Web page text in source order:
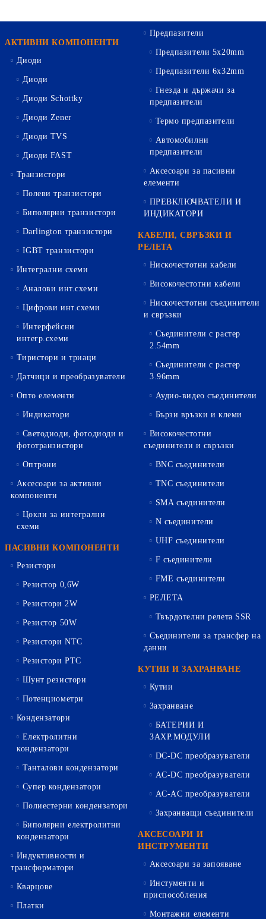
АКТИВНИ КОМПОНЕНТИ
Диоди
Диоди
Диоди Schottky
Диоди Zener
Диоди TVS
Диоди FAST
Транзистори
Полеви транзистори
Биполярни транзистори
Darlington транзистори
IGBT транзистори
Интегрални схеми
Аналови инт.схеми
Цифрови инт.схеми
Интерфейсни
интегр.схеми
Тиристори и триаци
Датчици и преобразуватели
Опто елементи
Индикатори
Светодиоди, фотодиоди и
фототранзистори
Оптрони
Аксесоари за активни
компоненти
Цокли за интегрални
схеми
ПАСИВНИ КОМПОНЕНТИ
Резистори
Резистор 0,6W
Резистори 2W
Резистор 50W
Резистори NTC
Резистори PTC
Шунт резистори
Потенциометри
Кондензатори
Електролитни
кондензатори
Танталови кондензатори
Супер кондензатори
Полиестерни кондензатори
Биполярни електролитни
кондензатори
Индуктивности и
трансформатори
Кварцове
Платки
Предпазители
Предпазители 5х20mm
Предпазители 6х32mm
Гнезда и държачи за
предпазители
Термо предпазители
Автомобилни
предпазители
Аксесоари за пасивни
елементи
ПРЕВКЛЮЧВАТЕЛИ И
ИНДИКАТОРИ
КАБЕЛИ, СВРЪЗКИ И
РЕЛЕТА
Нискочестотни кабели
Високочестотни кабели
Нискочестотни съединители
и свръзки
Съединители с растер
2.54mm
Съединители с растер
3.96mm
Аудио-видео съединители
Бързи връзки и клеми
Високочестотни
съединители и свръзки
BNC съединители
TNC съединители
SMA съединители
N съединители
UHF съединители
F съединители
FME съединители
РЕЛЕТА
Твърдотелни релета SSR
Съединители за трансфер на
данни
КУТИИ И ЗАХРАНВАНЕ
Кутии
Захранване
БАТЕРИИ И
ЗАХР.МОДУЛИ
DC-DC преобразуватели
AC-DC преобразуватели
AC-AC преобразуватели
Захранващи съединители
АКСЕСОАРИ И
ИНСТРУМЕНТИ
Аксесоари за запояване
Инстументи и
приспособления
Монтажни елементи